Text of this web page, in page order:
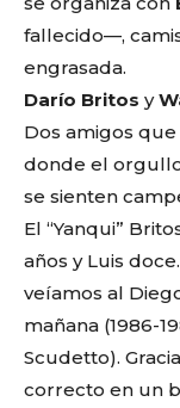
fallecido—,
engrasada.
Darío Britos y
Dos amigos
donde el
se sienten
El “Yanqui”
años y Luis
veíamos al
mañana (1986-
Scudetto).
correcto en un